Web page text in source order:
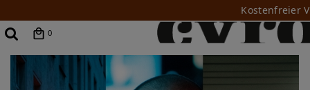
Kostenfreier
0